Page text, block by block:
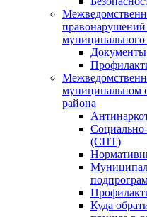
муниципального
Документы
муниципальном
района
(СПТ)
Куда